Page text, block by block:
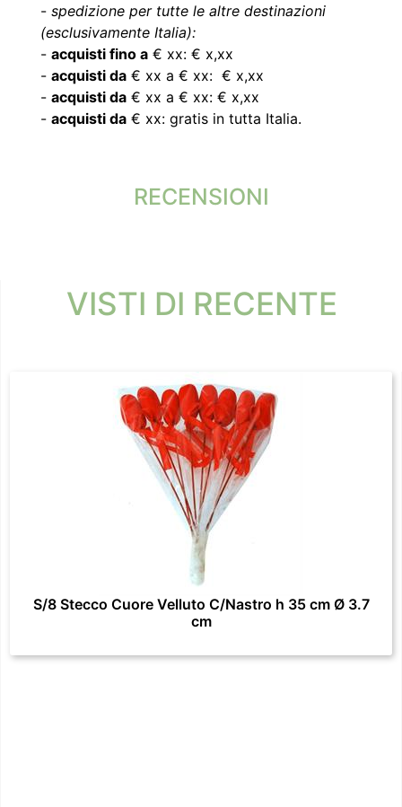
- spedizione per tutte le altre destinazioni
(esclusivamente Italia):
- acquisti fino a € xx: € x,xx
- acquisti da € xx a € xx: € x,xx
- acquisti da € xx a € xx: € x,xx
- acquisti da € xx: gratis in tutta Italia.
RECENSIONI
VISTI DI RECENTE
S/8 Stecco Cuore Velluto C/Nastro h 35 cm Ø 3.7
cm